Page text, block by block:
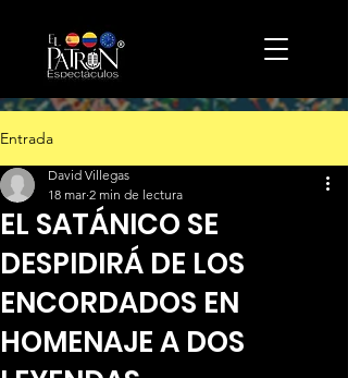
Entrada
EL SATÁNICO SE
DESPIDIRÁ DE LOS
ENCORDADOS EN
HOMENAJE A DOS
David Villegas
18 mar 2 min de lectura